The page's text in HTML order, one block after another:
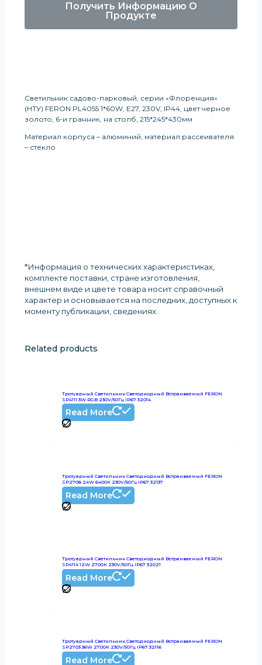
Получить Информацию О
Продукте
Светильник садово-парковый, серии «Флоренция»
(НТУ) FERON PL4055 1*60W, E27, 230V, IP44, цвет черное
золото, 6-и гранник, на столб, 215*245*430мм
Материал корпуса – алюминий, материал рассеивателя
– стекло
*Информация о технических характеристиках,
комплекте поставки, стране изготовления,
внешнем виде и цвете товара носит справочный
характер и основывается на последних, доступных к
моменту публикации, сведениях.
Related products
Тротуарный Светильник Светодиодный Встраиваемый FERON
SP4111 3W RGB 230V/50Гц IP67 32014
Read More
Тротуарный Светильник Светодиодный Встраиваемый FERON
SP2708 24W 6400К 230V/50Гц IP67 32137
Read More
Тротуарный Светильник Светодиодный Встраиваемый FERON
SP4114 12W 2700К 230V/50Гц IP67 32021
Read More
Тротуарный Светильник Светодиодный Встраиваемый FERON
SP2703 36W 2700К 230V/50Гц IP67 32116
Read More